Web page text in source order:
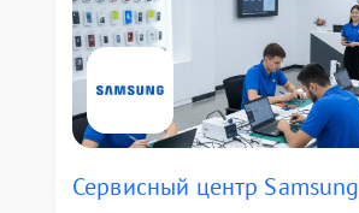
Сервисный центр Samsung